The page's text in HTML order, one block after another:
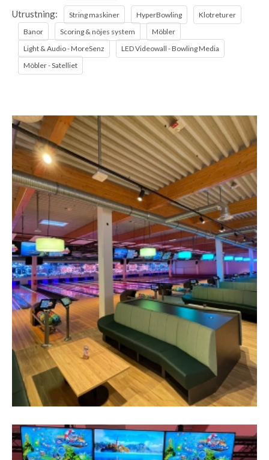
Utrustning: String maskiner HyperBowling
Klotreturer
Banor
Scoring & nöjes system
Möbler
Light & Audio - MoreSenz
LED Videowall - Bowling Media
Möbler - Satelliet